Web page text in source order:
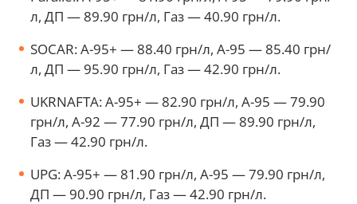
л, ДП — 89.90 грн/л, Газ — 40.90 грн/л.
SOCAR: А-95+ — 88.40 грн/л, А-95 — 85.40 грн/
л, ДП — 95.90 грн/л, Газ — 42.90 грн/л.
UKRNAFTA: А-95+ — 82.90 грн/л, А-95 — 79.90
грн/л, А-92 — 77.90 грн/л, ДП — 89.90 грн/л,
Газ — 42.90 грн/л.
UPG: А-95+ — 81.90 грн/л, А-95 — 79.90 грн/л,
ДП — 90.90 грн/л, Газ — 42.90 грн/л.